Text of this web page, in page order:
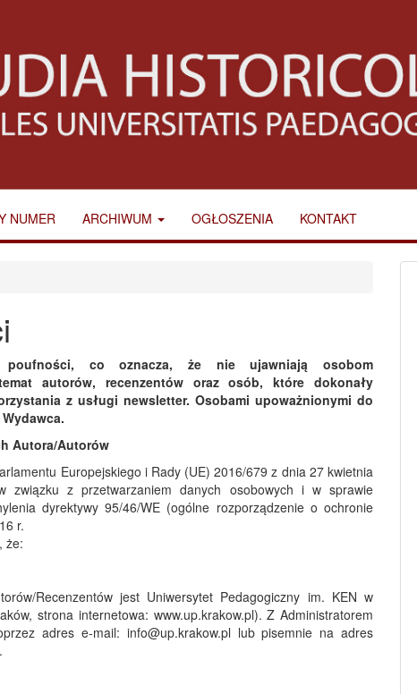
NUMER ARCHIWUM OGŁOSZENIA KONTAKT
poufności, co oznacza, że nie ujawniają osobom
autorów, recenzentów oraz osób, które dokonały
z usługi newsletter. Osobami upoważnionymi do
Autora/Autorów
Europejskiego i Rady (UE) 2016/679 z dnia 27 kwietnia
z przetwarzaniem danych osobowych i w sprawie
dyrektywy 95/46/WE (ogólne rozporządzenie o ochronie
r.
że:
Recenzentów jest Uniwersytet Pedagogiczny im. KEN w
strona internetowa: www.up.krakow.pl). Z Administratorem
adres e-mail: info@up.krakow.pl lub pisemnie na adres